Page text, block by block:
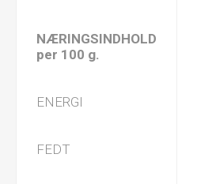
NÆRINGSINDHOLD
per 100 g.
ENERGI
FEDT